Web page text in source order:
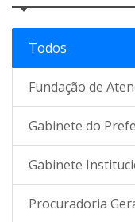
Todos
Fundação de
Gabinete do
Gabinete
Procuradoria